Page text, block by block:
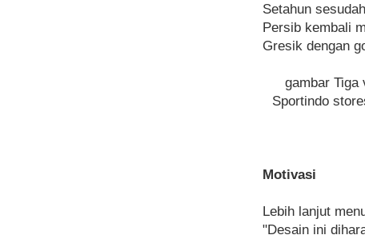
Setahun
Persib kembali
Gresik dengan
gambar Tiga
Sportindo
Motivasi
Lebih lanjut
"Desain ini